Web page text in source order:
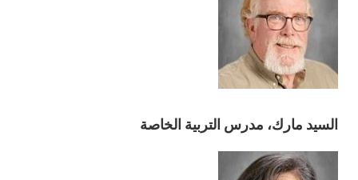
السيد مارك، مدرس التربية الخاصة